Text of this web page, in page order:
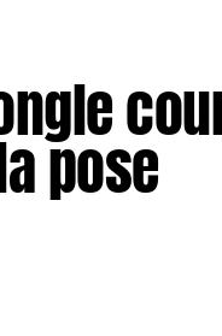
pose